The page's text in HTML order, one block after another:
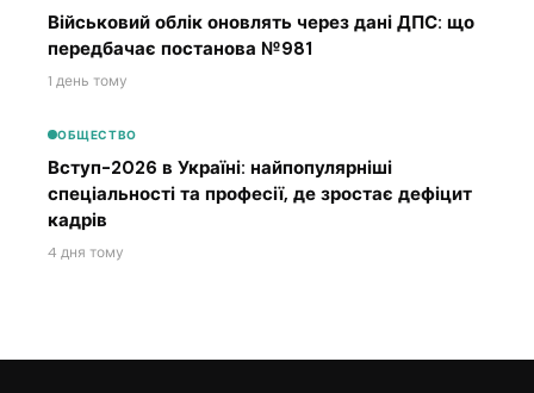
Військовий облік оновлять через дані ДПС: що
передбачає постанова №981
1 день тому
ОБЩЕСТВО
Вступ-2026 в Україні: найпопулярніші
спеціальності та професії, де зростає дефіцит
кадрів
4 дня тому